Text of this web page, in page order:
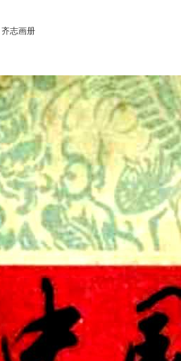
齐志画册